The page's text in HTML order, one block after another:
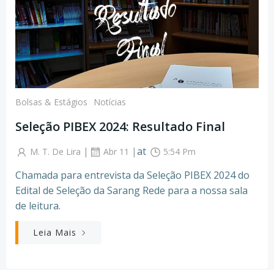
Bolsas & Estágios Notícias
Seleção PIBEX 2024: Resultado Final
M. T. De Lira | Abr 11 |at 5:54 Pm
Chamada para entrevista da Seleção PIBEX 2024 do
Edital de Seleção da Sarang Rede para a nossa sala
de leitura.
Leia Mais